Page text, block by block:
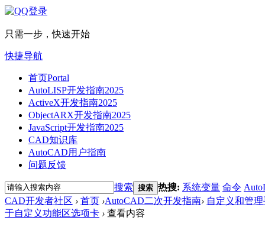
只需一步，快速开始
快捷导航
首页Portal
AutoLISP开发指南2025
ActiveX开发指南2025
ObjectARX开发指南2025
JavaScript开发指南2025
CAD知识库
AutoCAD用户指南
问题反馈
搜索 搜索 热搜: 系统变量 命令
CAD开发者社区 › 首页 ›AutoCAD二次开发指南› 自定义和管
于自定义功能区选项卡 › 查看内容